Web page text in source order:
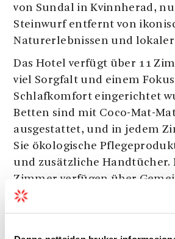
von Sundal in Kvinnherad,
Steinwurf entfernt von
Naturerlebnissen und
Das Hotel verfügt über 11
viel Sorgfalt und einem
Schlafkomfort eingerichtet
Betten sind mit Coco-Mat-
ausgestattet, und in jedem
Sie ökologische
und zusätzliche Handtücher.
Zimmer verfügen über
mit offenem Fenster,